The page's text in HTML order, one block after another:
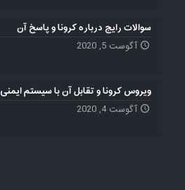
سوالات رایج درباره کرونا و پاسخ آن
آگوست 5, 2020
ویروس کرونا و تقابل آن با سیستم ایمنی
آگوست 4, 2020